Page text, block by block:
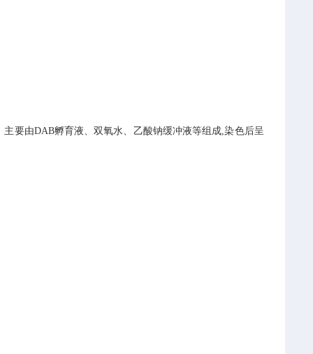
主要由DAB孵育液、双氧水、乙酸钠缓冲液等组成,染色后呈